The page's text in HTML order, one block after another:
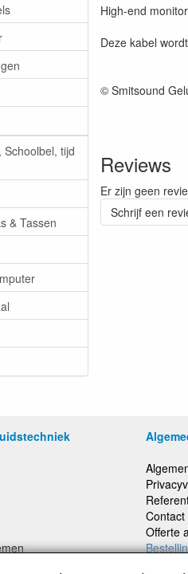
Schoolbel, tijd
& Tassen
High-end
Deze kabel
© Smitsound
Reviews
Er zijn geen
Schrijf een
Contact
Offerte